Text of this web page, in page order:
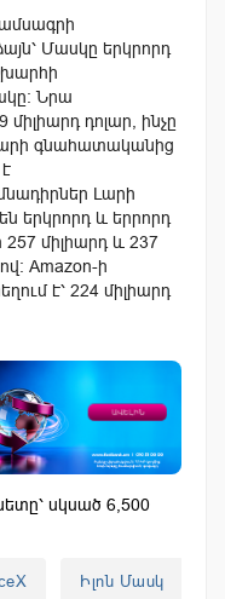
Մասկը երկրորդ
Նրա
միլիարդ դոլար, ինչը
գնահատականից
Լարի
երկրորդ և երրորդ
միլիարդ և 237
Amazon-ի
է՝ 224 միլիարդ
սկսած 6,500
Իլոն Մասկ